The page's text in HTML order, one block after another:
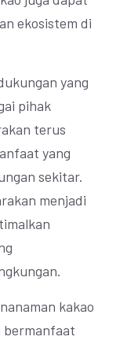
ekosistem di
yang
pihak
terus
yang
sekitar.
menjadi
kakao
bermanfaat